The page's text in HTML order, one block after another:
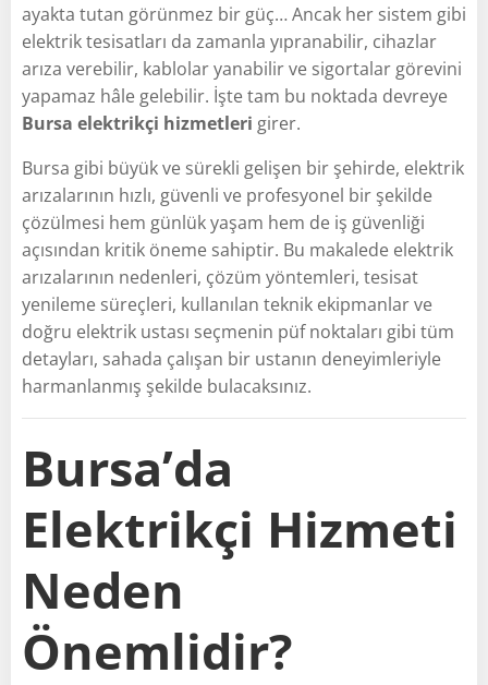
ayakta tutan görünmez bir güç… Ancak her sistem gibi
elektrik tesisatları da zamanla yıpranabilir, cihazlar
arıza verebilir, kablolar yanabilir ve sigortalar görevini
yapamaz hâle gelebilir. İşte tam bu noktada devreye
Bursa elektrikçi hizmetleri girer.
Bursa gibi büyük ve sürekli gelişen bir şehirde, elektrik
arızalarının hızlı, güvenli ve profesyonel bir şekilde
çözülmesi hem günlük yaşam hem de iş güvenliği
açısından kritik öneme sahiptir. Bu makalede elektrik
arızalarının nedenleri, çözüm yöntemleri, tesisat
yenileme süreçleri, kullanılan teknik ekipmanlar ve
doğru elektrik ustası seçmenin püf noktaları gibi tüm
detayları, sahada çalışan bir ustanın deneyimleriyle
harmanlanmış şekilde bulacaksınız.
Bursa’da
Elektrikçi Hizmeti
Neden
Önemlidir?